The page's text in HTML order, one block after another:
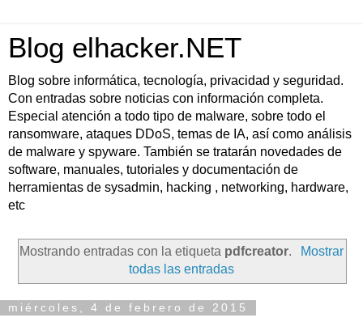
Blog elhacker.NET
Blog sobre informática, tecnología, privacidad y seguridad.
Con entradas sobre noticias con información completa.
Especial atención a todo tipo de malware, sobre todo el
ransomware, ataques DDoS, temas de IA, así como análisis
de malware y spyware. También se tratarán novedades de
software, manuales, tutoriales y documentación de
herramientas de sysadmin, hacking , networking, hardware,
etc
Mostrando entradas con la etiqueta pdfcreator.
Mostrar
todas las entradas
miércoles, 4 de febrero de 2015